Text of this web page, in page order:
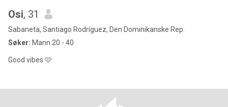
Osi, 31
Sabaneta, Santiago Rodríguez, Den Dominikanske Rep.
Søker: Mann 20 - 40
Good vibes 🩷